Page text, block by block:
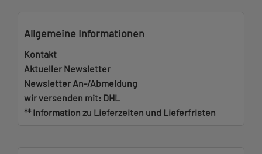
Allgemeine Informationen
Kontakt
Aktueller Newsletter
Newsletter An-/Abmeldung
wir versenden mit: DHL
** Information zu Lieferzeiten und Lieferfristen